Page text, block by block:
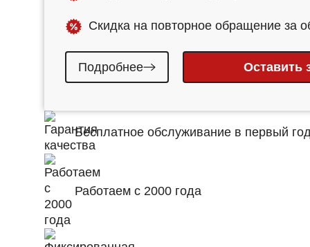
Скидка на повторное обращение за
Подробнее Оставить
Бесплатное обслуживание в первый год
Работаем с 2000 года